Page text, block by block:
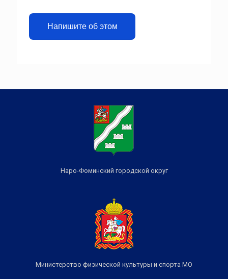
Напишите об этом
Наро-Фоминский городской округ
Министерство физической культуры и спорта МО